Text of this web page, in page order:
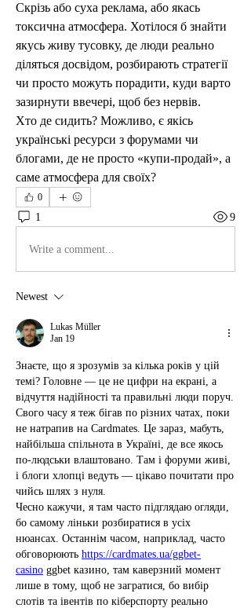
Скрізь або суха реклама, або якась
токсична атмосфера. Хотілося б знайти
якусь живу тусовку, де люди реально
діляться досвідом, розбирають стратегії
чи просто можуть порадити, куди варто
зазирнути ввечері, щоб без нервів.
Хто де сидить? Можливо, є якісь
українські ресурси з форумами чи
блогами, де не просто «купи-продай», а
саме атмосфера для своїх?
0
1 9
Write a comment...
Newest
Lukas Müller
Jan 19
Знаєте, що я зрозумів за кілька років у цій
темі? Головне — це не цифри на екрані, а
відчуття надійності та правильні люди поруч.
Свого часу я теж бігав по різних чатах, поки
не натрапив на Cardmates. Це зараз, мабуть,
найбільша спільнота в Україні, де все якось
по-людськи влаштовано. Там і форуми живі,
і блоги хлопці ведуть — цікаво почитати про
чийсь шлях з нуля.
Чесно кажучи, я там часто підглядаю огляди,
бо самому ліньки розбиратися в усіх
нюансах. Останнім часом, наприклад, часто
обговорюють https://cardmates.ua/ggbet-
casino ggbet казино, там каверзний момент
лише в тому, щоб не загратися, бо вибір
слотів та івентів по кіберспорту реально